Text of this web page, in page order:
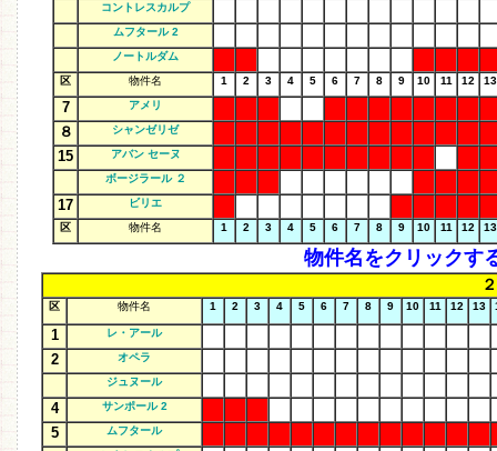
コントレスカルプ
ムフタール 2
ノートルダム
区
物件名 1 2 3 4 5 6 7 8 9 10 11 12 13
7 アメリ
８ シャンゼリゼ
15
アバン セーヌ
ボージラール ２
17
ビリエ
区
物件名 1 2 3 4 5 6 7 8 9 10 11 12 13
物件名をクリックす
区 物件名 1 2 3 4 5 6 7 8 9 10 11 12 13
1 レ・アール
2
オペラ
ジュヌール
4 サンポール 2
5
ムフタール